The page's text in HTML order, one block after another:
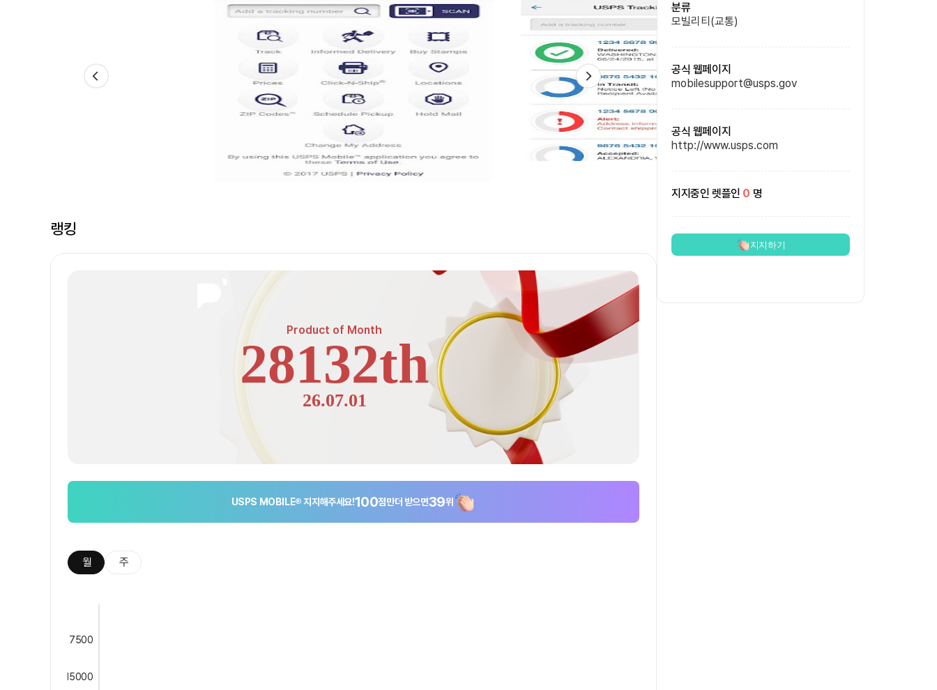
랭킹
Product of Month
28132th
26.07.01
USPS MOBILE® 지지해주세요!100점만더 받으면39위
월 주
7500
15000
분류
모빌리티(교통)
공식 웹페이지
mobilesupport@usps.gov
공식 웹페이지
http://www.usps.com
지지중인 렛플인 0 명
지지하기